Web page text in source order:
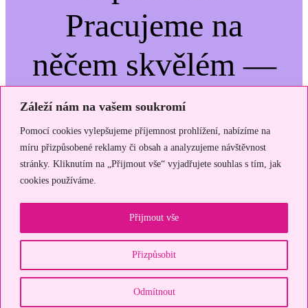
Záleží nám na vašem soukromí
Pomocí cookies vylepšujeme příjemnost prohlížení, nabízíme na
míru přizpůsobené reklamy či obsah a analyzujeme návštěvnost
stránky. Kliknutím na „Přijmout vše“ vyjadřujete souhlas s tím, jak
cookies používáme.
Přizpůsobit
Odmítnout
Přijmout vše
Pracujeme na
něčem skvělém —
vraťte se brzy zpět!